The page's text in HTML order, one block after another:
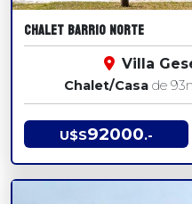
CHALET BARRIO NORTE
Villa
Chalet/Casade 93
U$S92000.-